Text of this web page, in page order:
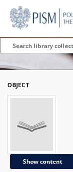
OBJECT
Show content